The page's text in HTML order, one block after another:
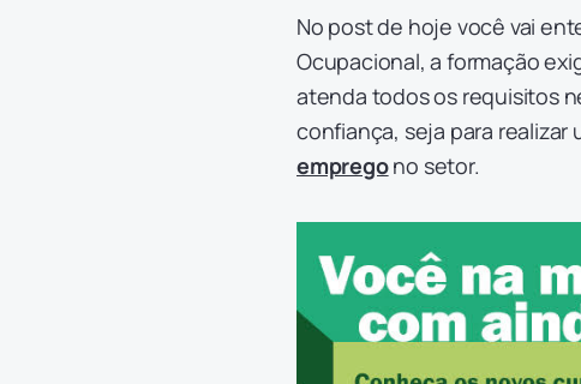
No post de hoje você vai
Ocupacional, a formação
atenda todos os requisitos
confiança, seja para realizar
empregono setor.